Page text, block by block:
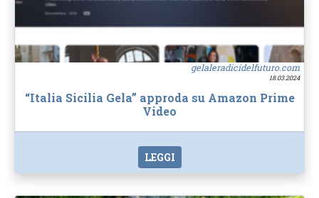
gelaleradicidelfuturo.com
18.03.2024
“Italia Sicilia Gela” approda su Amazon Prime
Video
LEGGI